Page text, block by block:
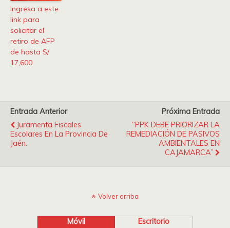
Ingresa a este
link para
solicitar el
retiro de AFP
de hasta S/
17,600
Entrada Anterior
Juramenta Fiscales
Escolares En La Provincia De
Jaén.
Próxima Entrada
“PPK DEBE PRIORIZAR LA
REMEDIACIÓN DE PASIVOS
AMBIENTALES EN
CAJAMARCA”
Volver arriba
Móvil Escritorio